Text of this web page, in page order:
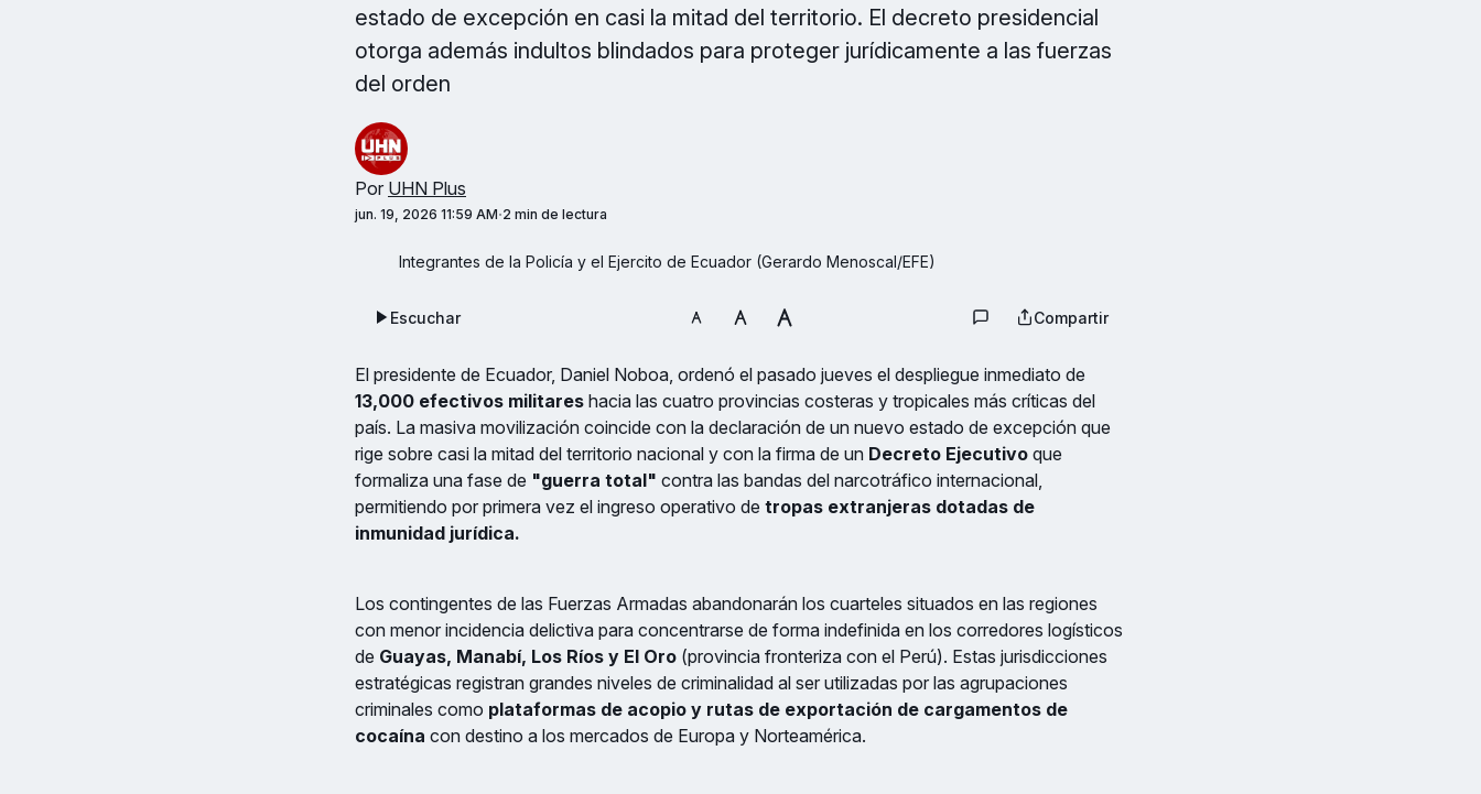
estado de excepción en casi la mitad del territorio. El decreto presidencial
otorga además indultos blindados para proteger jurídicamente a las fuerzas
del orden
Por UHN Plus
jun. 19, 2026 11:59 AM 2 min de lectura
Integrantes de la Policía y el Ejercito de Ecuador (Gerardo Menoscal/EFE)
Escuchar Compartir
El presidente de Ecuador, Daniel Noboa, ordenó el pasado jueves el despliegue inmediato de
13,000 efectivos militares hacia las cuatro provincias costeras y tropicales más críticas del
país. La masiva movilización coincide con la declaración de un nuevo estado de excepción que
rige sobre casi la mitad del territorio nacional y con la firma de un Decreto Ejecutivo que
formaliza una fase de "guerra total" contra las bandas del narcotráfico internacional,
permitiendo por primera vez el ingreso operativo de tropas extranjeras dotadas de
inmunidad jurídica.
Los contingentes de las Fuerzas Armadas abandonarán los cuarteles situados en las regiones
con menor incidencia delictiva para concentrarse de forma indefinida en los corredores logísticos
de Guayas, Manabí, Los Ríos y El Oro (provincia fronteriza con el Perú). Estas jurisdicciones
estratégicas registran grandes niveles de criminalidad al ser utilizadas por las agrupaciones
criminales como plataformas de acopio y rutas de exportación de cargamentos de
cocaína con destino a los mercados de Europa y Norteamérica.